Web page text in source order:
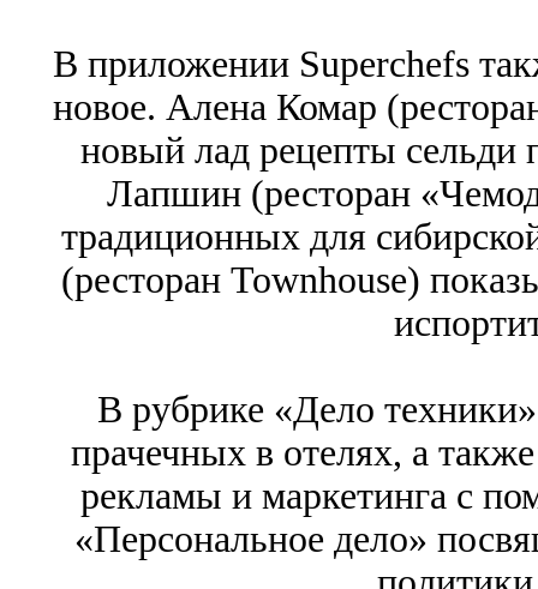
В приложении Superchefs
новое. Алена Комар
новый лад рецепты сельди
Лапшин (ресторан
традиционных для
(ресторан Townhouse)
В рубрике «Дело
прачечных в отелях, а
рекламы и маркетинга с
«Персональное дело»